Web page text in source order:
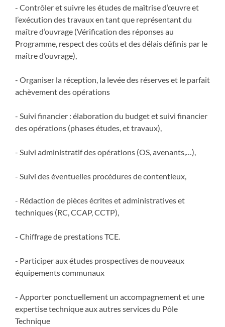
- Contrôler et suivre les études de maîtrise d’œuvre et
l’exécution des travaux en tant que représentant du
maître d’ouvrage (Vérification des réponses au
Programme, respect des coûts et des délais définis par le
maître d’ouvrage),
- Organiser la réception, la levée des réserves et le parfait
achèvement des opérations
- Suivi financier : élaboration du budget et suivi financier
des opérations (phases études, et travaux),
- Suivi administratif des opérations (OS, avenants,…),
- Suivi des éventuelles procédures de contentieux,
- Rédaction de pièces écrites et administratives et
techniques (RC, CCAP, CCTP),
- Chiffrage de prestations TCE.
- Participer aux études prospectives de nouveaux
équipements communaux
- Apporter ponctuellement un accompagnement et une
expertise technique aux autres services du Pôle
Technique